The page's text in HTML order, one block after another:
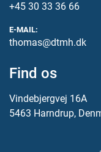
+45 30 33 36 66
E-MAIL:
thomas@dtmh.dk
Find os
Vindebjergvej 16A
5463 Harndrup,